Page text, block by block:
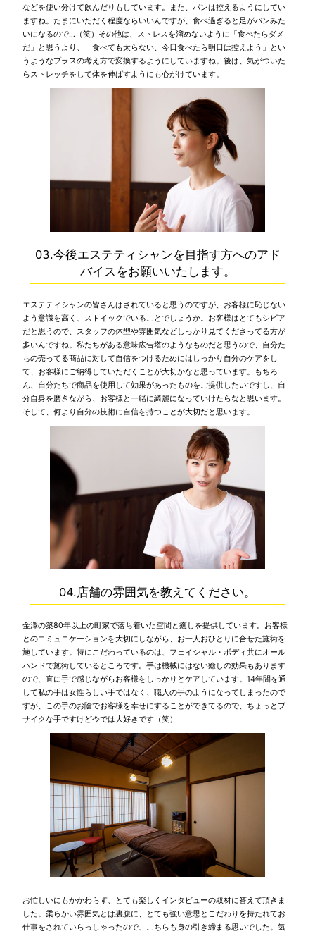
などを使い分けて飲んだりもしています。また、パンは控えるようにしてい
ますね。たまにいただく程度ならいいんですが、食べ過ぎると足がパンみた
いになるので…（笑）その他は、ストレスを溜めないように「食べたらダメ
だ」と思うより、「食べても太らない、今日食べたら明日は控えよう」とい
うようなプラスの考え方で変換するようにしていますね。後は、気がついた
らストレッチをして体を伸ばすようにも心がけています。
03.今後エステティシャンを目指す方へのアド
バイスをお願いいたします。
エステティシャンの皆さんはされていると思うのですが、お客様に恥じない
よう意識を高く、ストイックでいることでしょうか。お客様はとてもシビア
だと思うので、スタッフの体型や雰囲気などしっかり見てくださってる方が
多いんですね。私たちがある意味広告塔のようなものだと思うので、自分た
ちの売ってる商品に対して自信をつけるためにはしっかり自分のケアをし
て、お客様にご納得していただくことが大切かなと思っています。もちろ
ん、自分たちで商品を使用して効果があったものをご提供したいですし、自
分自身を磨きながら、お客様と一緒に綺麗になっていけたらなと思います。
そして、何より自分の技術に自信を持つことが大切だと思います。
04.店舗の雰囲気を教えてください。
金澤の築80年以上の町家で落ち着いた空間と癒しを提供しています。お客様
とのコミュニケーションを大切にしながら、お一人おひとりに合せた施術を
施しています。特にこだわっているのは、フェイシャル・ボディ共にオール
ハンドで施術しているところです。手は機械にはない癒しの効果もあります
ので、直に手で感じながらお客様をしっかりとケアしています。14年間を通
して私の手は女性らしい手ではなく、職人の手のようになってしまったので
すが、この手のお陰でお客様を幸せにすることができてるので、ちょっとブ
サイクな手ですけど今では大好きです（笑）
お忙しいにもかかわらず、とても楽しくインタビューの取材に答えて頂きま
した。柔らかい雰囲気とは裏腹に、とても強い意思とこだわりを持たれてお
仕事をされていらっしゃったので、こちらも身の引き締まる思いでした。気